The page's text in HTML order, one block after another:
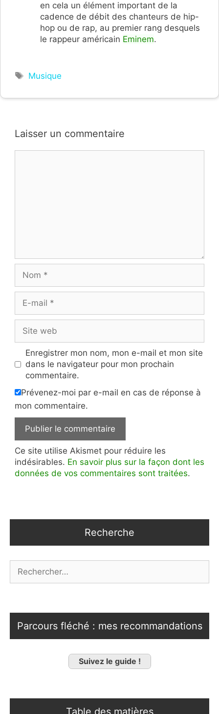
en cela un élément important de la
cadence de débit des chanteurs de hip-
hop ou de rap, au premier rang desquels
le rappeur américain Eminem.
Étiquettes
Musique
Laisser un commentaire
mail
web
Enregistrer mon nom, mon e-mail et mon site
dans le navigateur pour mon prochain
commentaire.
Prévenez-moi par e-mail en cas de réponse à
mon commentaire.
Ce site utilise Akismet pour réduire les
indésirables. En savoir plus sur la façon dont les
données de vos commentaires sont traitées.
Recherche
Parcours fléché : mes recommandations
Suivez le guide !
Table des matières